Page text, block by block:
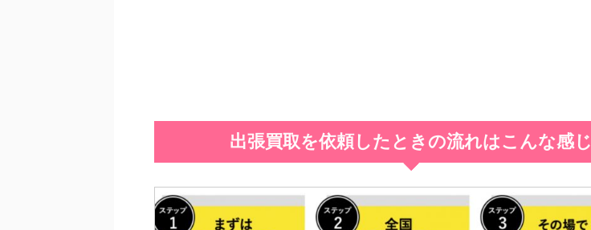
出張買取を依頼したときの流れはこんな感じ